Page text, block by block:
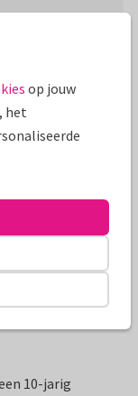
10-jarig
op jouw
het